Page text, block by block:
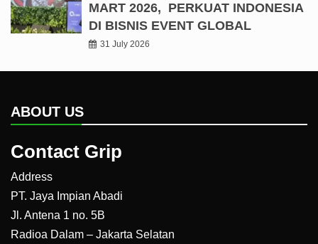
MART 2026, PERKUAT INDONESIA
DI BISNIS EVENT GLOBAL
31 July 2026
ABOUT US
Contact Grip
Address
PT. Jaya Impian Abadi
Jl. Antena 1 no. 5B
Radioa Dalam – Jakarta Selatan